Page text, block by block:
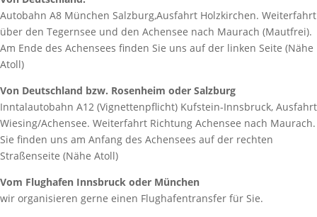
Autobahn A8 München Salzburg,Ausfahrt Holzkirchen. Weiterfahrt
über den Tegernsee und den Achensee nach Maurach (Mautfrei).
Am Ende des Achensees finden Sie uns auf der linken Seite (Nähe
Atoll)
Von Deutschland bzw. Rosenheim oder Salzburg
Inntalautobahn A12 (Vignettenpflicht) Kufstein-Innsbruck, Ausfahrt
Wiesing/Achensee. Weiterfahrt Richtung Achensee nach Maurach.
Sie finden uns am Anfang des Achensees auf der rechten
Straßenseite (Nähe Atoll)
Vom Flughafen Innsbruck oder München
wir organisieren gerne einen Flughafentransfer für Sie.